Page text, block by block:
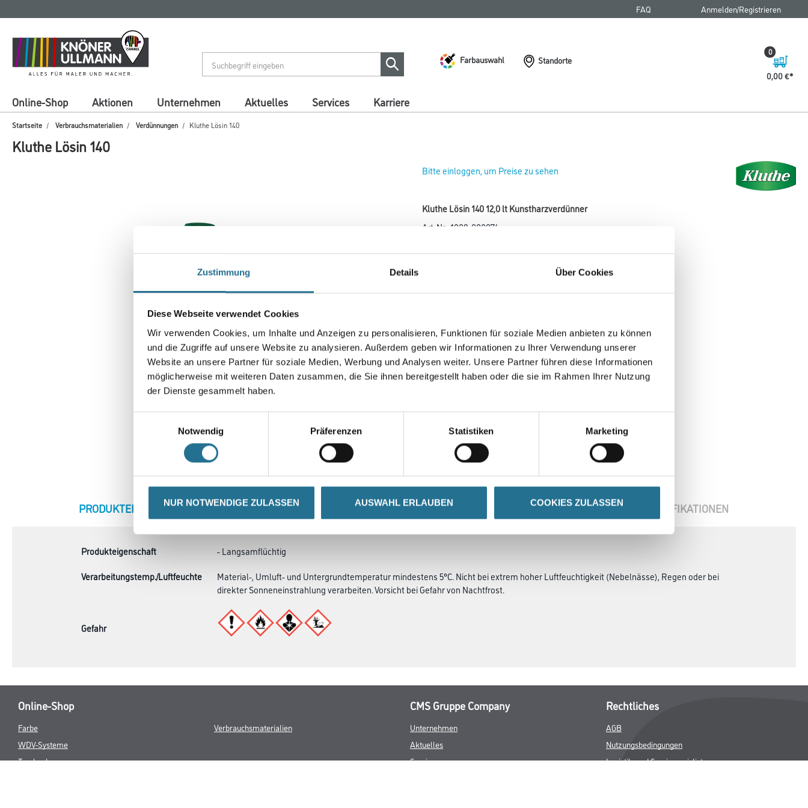
Zustimmung Details Über Cookies
Diese Webseite verwendet Cookies
Wir verwenden Cookies, um Inhalte und Anzeigen zu personalisieren, Funktionen für soziale Medien anbieten zu können
und die Zugriffe auf unsere Website zu analysieren. Außerdem geben wir Informationen zu Ihrer Verwendung unserer
Website an unsere Partner für soziale Medien, Werbung und Analysen weiter. Unsere Partner führen diese Informationen
möglicherweise mit weiteren Daten zusammen, die Sie ihnen bereitgestellt haben oder die sie im Rahmen Ihrer Nutzung
der Dienste gesammelt haben.
Notwendig
Präferenzen Statistiken Marketing
NUR NOTWENDIGE ZULASSEN AUSWAHL ERLAUBEN COOKIES ZULASSEN
springen
springen
FAQ Anmelden/Registrieren
Farbauswahl
Standorte
0,00 €
0
Online-Shop Aktionen Unternehmen Aktuelles Services Karriere
Startseite Verbrauchsmaterialien Verdünnungen Kluthe Lösin 140
Kluthe Lösin 140
Bitte einloggen, um Preise zu sehen
Kluthe Lösin 140 12,0 lt Kunstharzverdünner
Art-Nr.: 1008-000074
Umrechnungsfaktoren
CURRENT
PRODUKTEIGENSCHAFTEN ZUSATZINFOS GEFAHRENHINWEISE DATENBLÄTTER SPEZIFIKATIONEN
Produkteigenschaft
- Langsamflüchtig
Verarbeitungstemp./Luftfeuchte
Material-, Umluft- und Untergrundtemperatur mindestens 5°C. Nicht bei extrem hoher Luftfeuchtigkeit (Nebelnässe), Regen oder bei
direkter Sonneneinstrahlung verarbeiten. Vorsicht bei Gefahr von Nachtfrost.
Gefahr
Online-Shop
Farbe
WDV-Systeme
Trockenbau
Verbrauchsmaterialien
CMS Gruppe Company
Unternehmen
Aktuelles
Services
Rechtliches
AGB
Nutzungsbedingungen
Logistik- und Servicepreisliste